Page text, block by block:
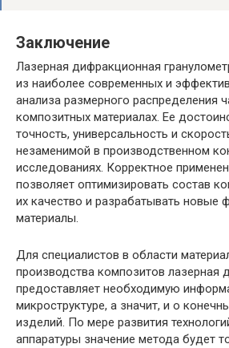
Заключение
Лазерная дифракционная
из наиболее современных и
анализа размерного распределения
композитных материалах. Ее
точность, универсальность и
незаменимой в производственном
исследованиях. Корректное
позволяет оптимизировать состав
их качество и разрабатывать новые
материалы.
Для специалистов в области
производства композитов лазерная
предоставляет необходимую
микроструктуре, а значит, и о
изделий. По мере развития
аппаратуры значение метода будет